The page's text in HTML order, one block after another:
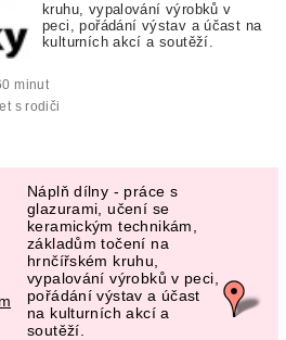
kruhu, vypalování výrobků v
peci, pořádání výstav a účast na
kulturních akcí a soutěží.
minut
s rodiči
Náplň dílny - práce s
glazurami, učení se
keramickým technikám,
základům točení na
hrnčířském kruhu,
vypalování výrobků v peci,
pořádání výstav a účast
na kulturních akcí a
soutěží.